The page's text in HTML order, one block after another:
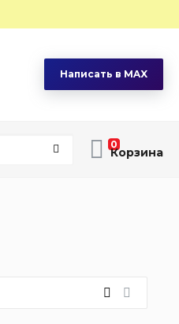
Написать в MAX
0